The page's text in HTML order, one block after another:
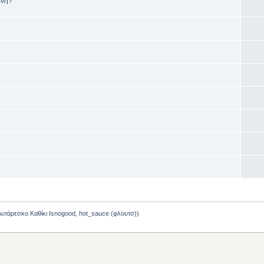
Καθίκι Isnogood, hot_sauce (φλουτσ))